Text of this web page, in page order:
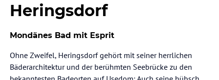
Heringsdorf
Mondänes Bad mit Esprit
Ohne Zweifel, Heringsdorf gehört mit seiner herrlichen
Bäderarchitektur und der berühmten Seebrücke zu den